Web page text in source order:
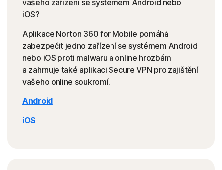
vašeho zařízení se systémem Android nebo
iOS?
Aplikace Norton 360 for Mobile pomáhá
zabezpečit jedno zařízení se systémem Android
nebo iOS proti malwaru a online hrozbám
a zahrnuje také aplikaci Secure VPN pro zajištění
vašeho online soukromí.
Android
iOS